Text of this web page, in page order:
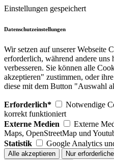
Einstellungen gespeichert
Datenschutzeinstellungen
Wir setzen auf unserer Webseite
erforderlich, während andere uns
verbesseren. Sie können alle
akzeptieren" zustimmen, oder
diese mit dem Button "Auswahl
Erforderlich*
Notwendige
korrekt funktioniert
Externe Medien
Externe
Maps, OpenStreetMap und
Statistik
Google Analytics